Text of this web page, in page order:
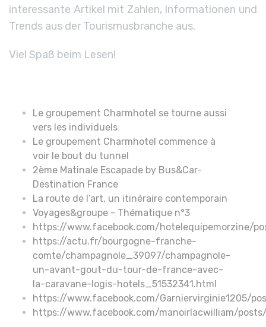
interessante Artikel mit Zahlen, Informationen und
Trends aus der Tourismusbranche aus.
Viel Spaß beim Lesen!
Le groupement Charmhotel se tourne aussi
vers les individuels
Le groupement Charmhotel commence à
voir le bout du tunnel
2ème Matinale Escapade by Bus&Car-
Destination France
La route de l’art, un itinéraire contemporain
Voyages&groupe - Thématique n°3
https://www.facebook.com/hotelequipemorzine/
https://actu.fr/bourgogne-franche-
comte/champagnole_39097/champagnole-
un-avant-gout-du-tour-de-france-avec-
la-caravane-logis-hotels_51532341.html
https://www.facebook.com/Garniervirginie1205/
https://www.facebook.com/manoirlacwilliam/posts/